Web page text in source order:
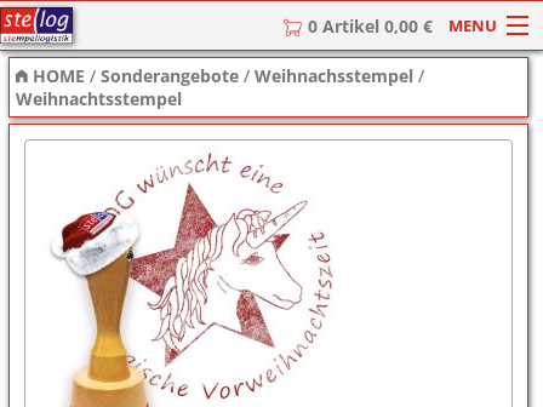
0 Artikel 0,00 € MENU
HOME
Stempel
Stempel-Textplatten
Stempelzubehör
HOME /Sonderangebote /Weihnachsstempel /
Weihnachtsstempel